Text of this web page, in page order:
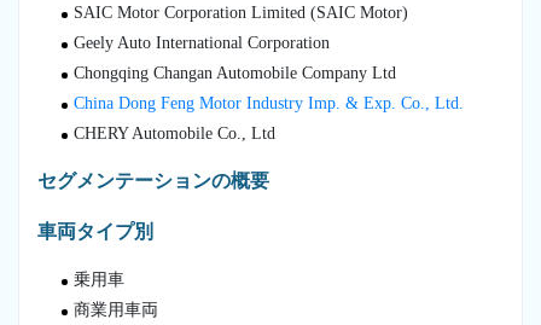
SAIC Motor Corporation Limited (SAIC Motor)
Geely Auto International Corporation
Chongqing Changan Automobile Company Ltd
China Dong Feng Motor Industry Imp. & Exp. Co., Ltd.
CHERY Automobile Co., Ltd
セグメンテーションの概要
車両タイプ別
乗用車
商業用車両